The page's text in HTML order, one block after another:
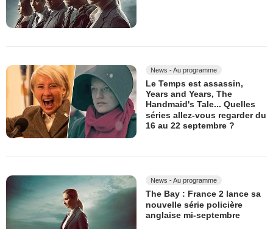
News - Au programme
Le Temps est assassin,
Years and Years, The
Handmaid's Tale... Quelles
séries allez-vous regarder du
16 au 22 septembre ?
News - Au programme
The Bay : France 2 lance sa
nouvelle série policière
anglaise mi-septembre